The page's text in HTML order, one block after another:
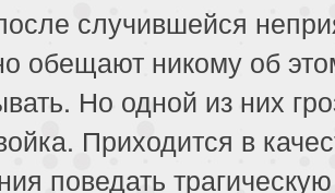
случившейся
обещают никому об
Но одной из них
Приходится в
поведать